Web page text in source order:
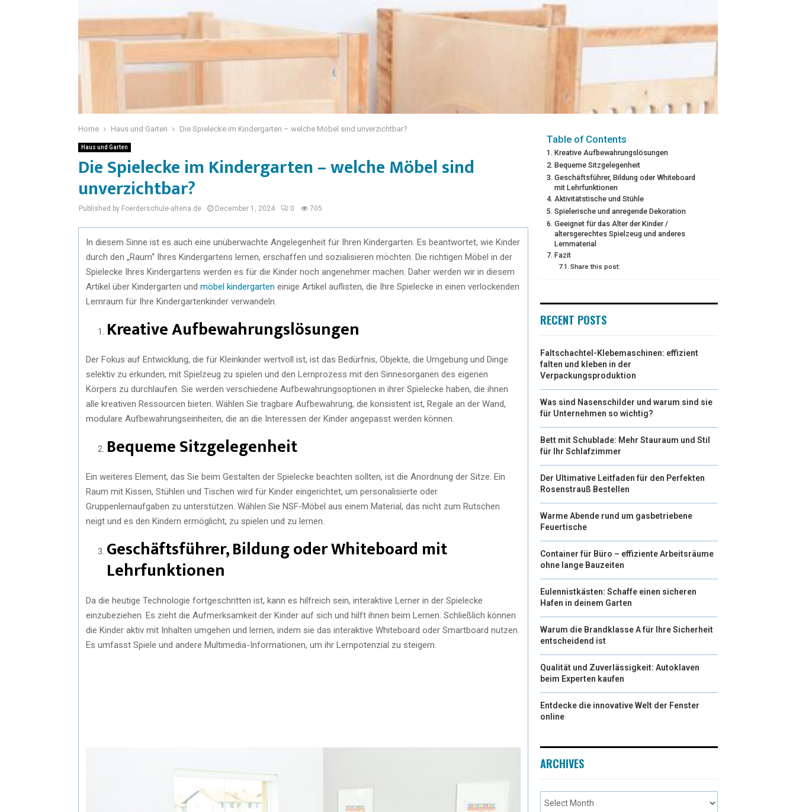
Home Haus und Garten Die Spielecke im Kindergarten – welche Möbel sind unverzichtbar?
Haus und Garten
Die Spielecke im Kindergarten – welche Möbel sind
unverzichtbar?
Published by Foerderschule-altena.de December 1, 2024 0 705
In diesem Sinne ist es auch eine unüberwachte Angelegenheit für Ihren Kindergarten. Es beantwortet, wie Kinder
durch den „Raum“ Ihres Kindergartens lernen, erschaffen und sozialisieren möchten. Die richtigen Möbel in der
Spielecke Ihres Kindergartens werden es für die Kinder noch angenehmer machen. Daher werden wir in diesem
Artikel über Kindergarten und möbel kindergarten einige Artikel auflisten, die Ihre Spielecke in einen verlockenden
Lernraum für Ihre Kindergartenkinder verwandeln.
Kreative Aufbewahrungslösungen
Der Fokus auf Entwicklung, die für Kleinkinder wertvoll ist, ist das Bedürfnis, Objekte, die Umgebung und Dinge
selektiv zu erkunden, mit Spielzeug zu spielen und den Lernprozess mit den Sinnesorganen des eigenen
Körpers zu durchlaufen. Sie werden verschiedene Aufbewahrungsoptionen in ihrer Spielecke haben, die ihnen
alle kreativen Ressourcen bieten. Wählen Sie tragbare Aufbewahrung, die konsistent ist, Regale an der Wand,
modulare Aufbewahrungseinheiten, die an die Interessen der Kinder angepasst werden können.
Bequeme Sitzgelegenheit
Ein weiteres Element, das Sie beim Gestalten der Spielecke beachten sollten, ist die Anordnung der Sitze. Ein
Raum mit Kissen, Stühlen und Tischen wird für Kinder eingerichtet, um personalisierte oder
Gruppenlernaufgaben zu unterstützen. Wählen Sie NSF-Möbel aus einem Material, das nicht zum Rutschen
neigt und es den Kindern ermöglicht, zu spielen und zu lernen.
Geschäftsführer, Bildung oder Whiteboard mit
Lehrfunktionen
Da die heutige Technologie fortgeschritten ist, kann es hilfreich sein, interaktive Lerner in der Spielecke
einzubeziehen. Es zieht die Aufmerksamkeit der Kinder auf sich und hilft ihnen beim Lernen. Schließlich können
die Kinder aktiv mit Inhalten umgehen und lernen, indem sie das interaktive Whiteboard oder Smartboard nutzen.
Es umfasst Spiele und andere Multimedia-Informationen, um ihr Lernpotenzial zu steigern.
Table of Contents
Kreative Aufbewahrungslösungen
Bequeme Sitzgelegenheit
Geschäftsführer, Bildung oder Whiteboard
mit Lehrfunktionen
Aktivitätstische und Stühle
Spielerische und anregende Dekoration
Geeignet für das Alter der Kinder /
altersgerechtes Spielzeug und anderes
Lernmaterial
Fazit
Share this post:
RECENT POSTS
Faltschachtel-Klebemaschinen: effizient
falten und kleben in der
Verpackungsproduktion
Was sind Nasenschilder und warum sind sie
für Unternehmen so wichtig?
Bett mit Schublade: Mehr Stauraum und Stil
für Ihr Schlafzimmer
Der Ultimative Leitfaden für den Perfekten
Rosenstrauß Bestellen
Warme Abende rund um gasbetriebene
Feuertische
Container für Büro – effiziente Arbeitsräume
ohne lange Bauzeiten
Eulennistkästen: Schaffe einen sicheren
Hafen in deinem Garten
Warum die Brandklasse A für Ihre Sicherheit
entscheidend ist
Qualität und Zuverlässigkeit: Autoklaven
beim Experten kaufen
Entdecke die innovative Welt der Fenster
online
ARCHIVES